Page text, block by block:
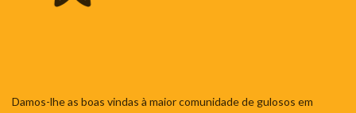
Damos-lhe as boas vindas à maior comunidade de gulosos em